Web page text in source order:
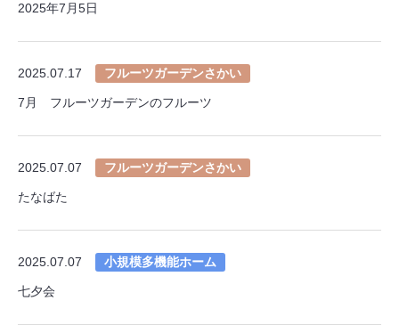
2025年7月5日
2025.07.17 フルーツガーデンさかい
7月 フルーツガーデンのフルーツ
2025.07.07 フルーツガーデンさかい
たなばた
2025.07.07 小規模多機能ホーム
七夕会